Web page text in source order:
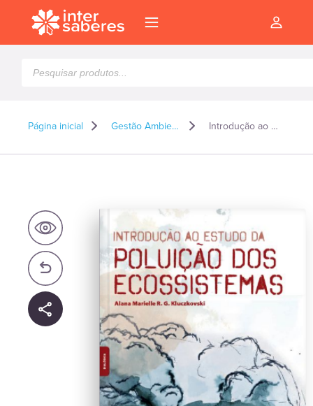
produtos
Página inicial Gestão Ambiental e Sustentabilidade* Introdução ao estudo da poluição dos ecossistemas